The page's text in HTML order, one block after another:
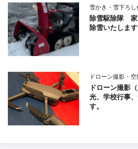
雪かき・雪下ろ
除雪駆除隊 家
除雪いたします
ドローン撮影・空
ドローン撮影
光、学校行事
す。